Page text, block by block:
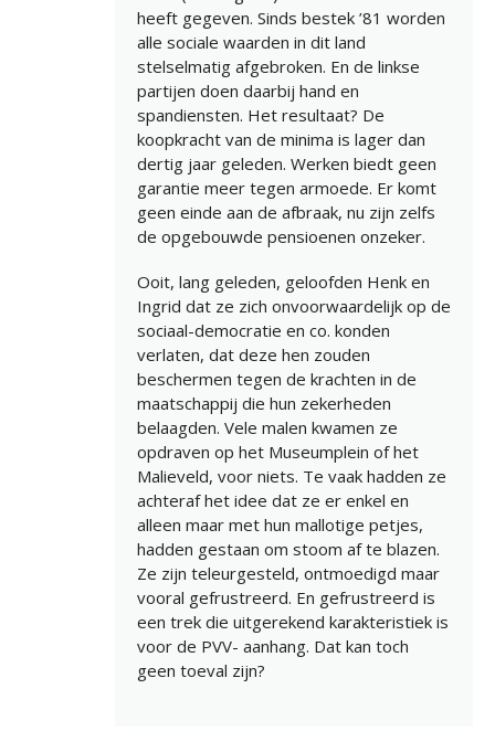
heeft gegeven. Sinds bestek ’81 worden
alle sociale waarden in dit land
stelselmatig afgebroken. En de linkse
partijen doen daarbij hand en
spandiensten. Het resultaat? De
koopkracht van de minima is lager dan
dertig jaar geleden. Werken biedt geen
garantie meer tegen armoede. Er komt
geen einde aan de afbraak, nu zijn zelfs
de opgebouwde pensioenen onzeker.
Ooit, lang geleden, geloofden Henk en
Ingrid dat ze zich onvoorwaardelijk op de
sociaal-democratie en co. konden
verlaten, dat deze hen zouden
beschermen tegen de krachten in de
maatschappij die hun zekerheden
belaagden. Vele malen kwamen ze
opdraven op het Museumplein of het
Malieveld, voor niets. Te vaak hadden ze
achteraf het idee dat ze er enkel en
alleen maar met hun mallotige petjes,
hadden gestaan om stoom af te blazen.
Ze zijn teleurgesteld, ontmoedigd maar
vooral gefrustreerd. En gefrustreerd is
een trek die uitgerekend karakteristiek is
voor de PVV- aanhang. Dat kan toch
geen toeval zijn?